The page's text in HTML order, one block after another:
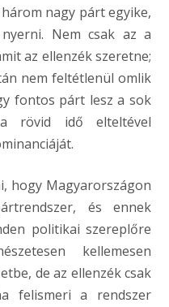
nagy párt egyike,
Nem csak az a
az ellenzék szeretne;
nem feltétlenül omlik
fontos párt lesz a sok
rövid idő elteltével
hogy Magyarországon
és ennek
politikai szereplőre
kellemesen
de az ellenzék csak
felismeri a rendszer